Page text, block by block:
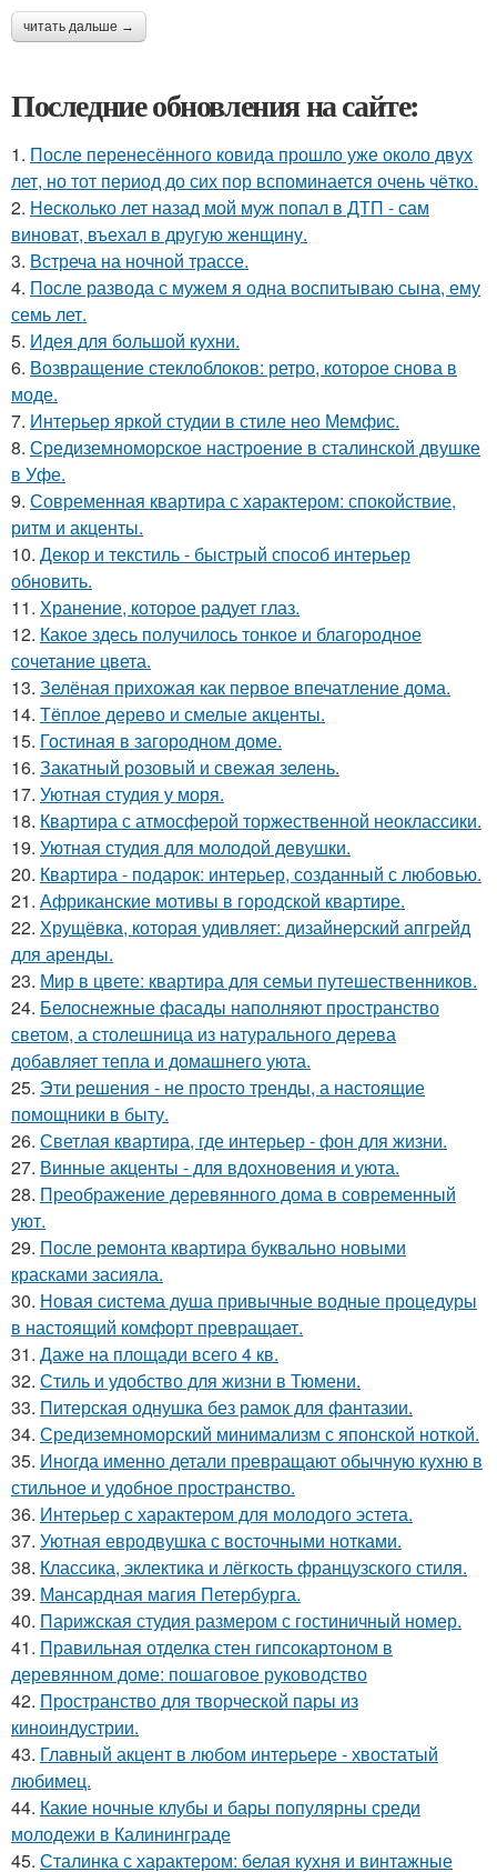
читать дальше →
Последние обновления на сайте:
1. После перенесённого ковида прошло уже около двух
лет, но тот период до сих пор вспоминается очень чётко.
2. Несколько лет назад мой муж попал в ДТП - сам
виноват, въехал в другую женщину.
3. Встреча на ночной трассе.
4. После развода с мужем я одна воспитываю сына, ему
семь лет.
5. Идея для большой кухни.
6. Возвращение стеклоблоков: ретро, которое снова в
моде.
7. Интерьер яркой студии в стиле нео Мемфис.
8. Средиземноморское настроение в сталинской двушке
в Уфе.
9. Современная квартира с характером: спокойствие,
ритм и акценты.
10. Декор и текстиль - быстрый способ интерьер
обновить.
11. Хранение, которое радует глаз.
12. Какое здесь получилось тонкое и благородное
сочетание цвета.
13. Зелёная прихожая как первое впечатление дома.
14. Тёплое дерево и смелые акценты.
15. Гостиная в загородном доме.
16. Закатный розовый и свежая зелень.
17. Уютная студия у моря.
18. Квартира с атмосферой торжественной неоклассики.
19. Уютная студия для молодой девушки.
20. Квартира - подарок: интерьер, созданный с любовью.
21. Африканские мотивы в городской квартире.
22. Хрущёвка, которая удивляет: дизайнерский апгрейд
для аренды.
23. Мир в цвете: квартира для семьи путешественников.
24. Белоснежные фасады наполняют пространство
светом, а столешница из натурального дерева
добавляет тепла и домашнего уюта.
25. Эти решения - не просто тренды, а настоящие
помощники в быту.
26. Светлая квартира, где интерьер - фон для жизни.
27. Винные акценты - для вдохновения и уюта.
28. Преображение деревянного дома в современный
уют.
29. После ремонта квартира буквально новыми
красками засияла.
30. Новая система душа привычные водные процедуры
в настоящий комфорт превращает.
31. Даже на площади всего 4 кв.
32. Стиль и удобство для жизни в Тюмени.
33. Питерская однушка без рамок для фантазии.
34. Средиземноморский минимализм с японской ноткой.
35. Иногда именно детали превращают обычную кухню в
стильное и удобное пространство.
36. Интерьер с характером для молодого эстета.
37. Уютная евродвушка с восточными нотками.
38. Классика, эклектика и лёгкость французского стиля.
39. Мансардная магия Петербурга.
40. Парижская студия размером с гостиничный номер.
41. Правильная отделка стен гипсокартоном в
деревянном доме: пошаговое руководство
42. Пространство для творческой пары из
киноиндустрии.
43. Главный акцент в любом интерьере - хвостатый
любимец.
44. Какие ночные клубы и бары популярны среди
молодежи в Калининграде
45. Сталинка с характером: белая кухня и винтажные